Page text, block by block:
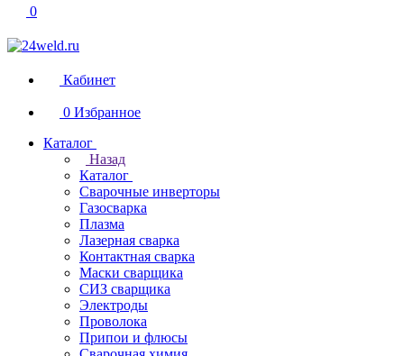
0
Кабинет
0 Избранное
Каталог
Назад
Каталог
Сварочные инверторы
Газосварка
Плазма
Лазерная сварка
Контактная сварка
Маски сварщика
СИЗ сварщика
Электроды
Проволока
Припои и флюсы